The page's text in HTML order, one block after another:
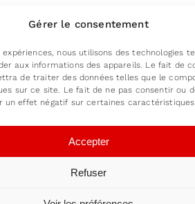
Gérer le consentement
nous utilisons des technologies
aux informations des appareils. Le fait de
de traiter des données telles que le
sur ce site. Le fait de ne pas consentir ou
un effet négatif sur certaines
Accepter
Refuser